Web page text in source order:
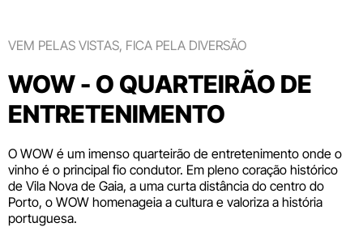
VEM PELAS VISTAS, FICA PELA DIVERSÃO
WOW - O QUARTEIRÃO DE
ENTRETENIMENTO
O WOW é um imenso quarteirão de entretenimento onde o
vinho é o principal fio condutor. Em pleno coração histórico
de Vila Nova de Gaia, a uma curta distância do centro do
Porto, o WOW homenageia a cultura e valoriza a história
portuguesa.